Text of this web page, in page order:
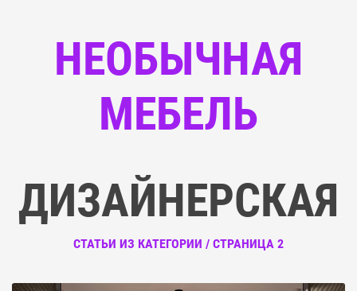
НЕОБЫЧНАЯ
МЕБЕЛЬ
ДИЗАЙНЕРСКАЯ
СТАТЬИ ИЗ КАТЕГОРИИ / СТРАНИЦА 2